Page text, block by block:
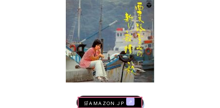
🛒AMAZON.jp